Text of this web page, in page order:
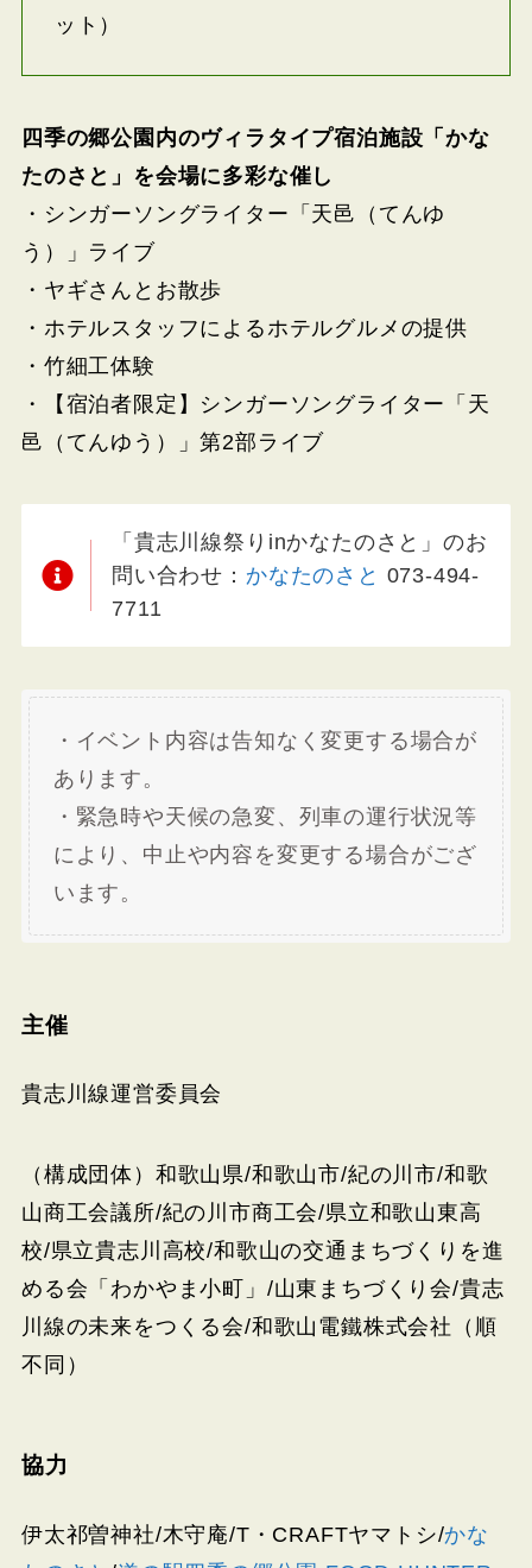
ット）
四季の郷公園内のヴィラタイプ宿泊施設「かな
たのさと」を会場に多彩な催し
・シンガーソングライター「天邑（てんゆ
う）」ライブ
・ヤギさんとお散歩
・ホテルスタッフによるホテルグルメの提供
・竹細工体験
・【宿泊者限定】シンガーソングライター「天
邑（てんゆう）」第2部ライブ
「貴志川線祭りinかなたのさと」のお
問い合わせ： かなたのさと 073-494-
7711
・イベント内容は告知なく変更する場合が
あります。
・緊急時や天候の急変、列車の運行状況等
により、中止や内容を変更する場合がござ
います。
主催
貴志川線運営委員会
（構成団体）和歌山県/和歌山市/紀の川市/和歌
山商工会議所/紀の川市商工会/県立和歌山東高
校/県立貴志川高校/和歌山の交通まちづくりを進
める会「わかやま小町」/山東まちづくり会/貴志
川線の未来をつくる会/和歌山電鐵株式会社（順
不同）
協力
伊太祁曽神社/木守庵/T・CRAFTヤマトシ/かな